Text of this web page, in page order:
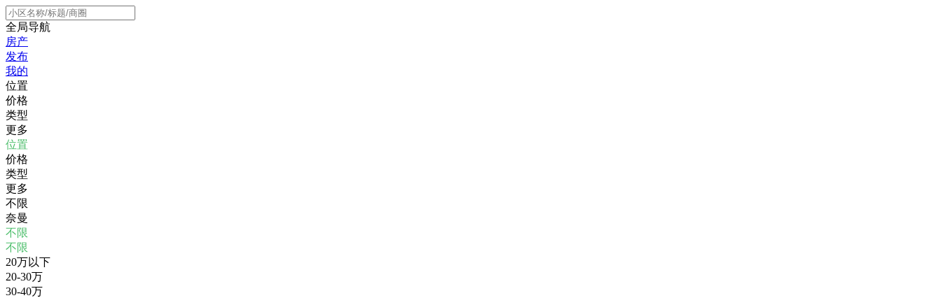
全局导航
房产
发布
我的
位置
价格
类型
更多
位置
价格
类型
更多
不限
奈曼
不限
不限
20万以下
20-30万
30-40万